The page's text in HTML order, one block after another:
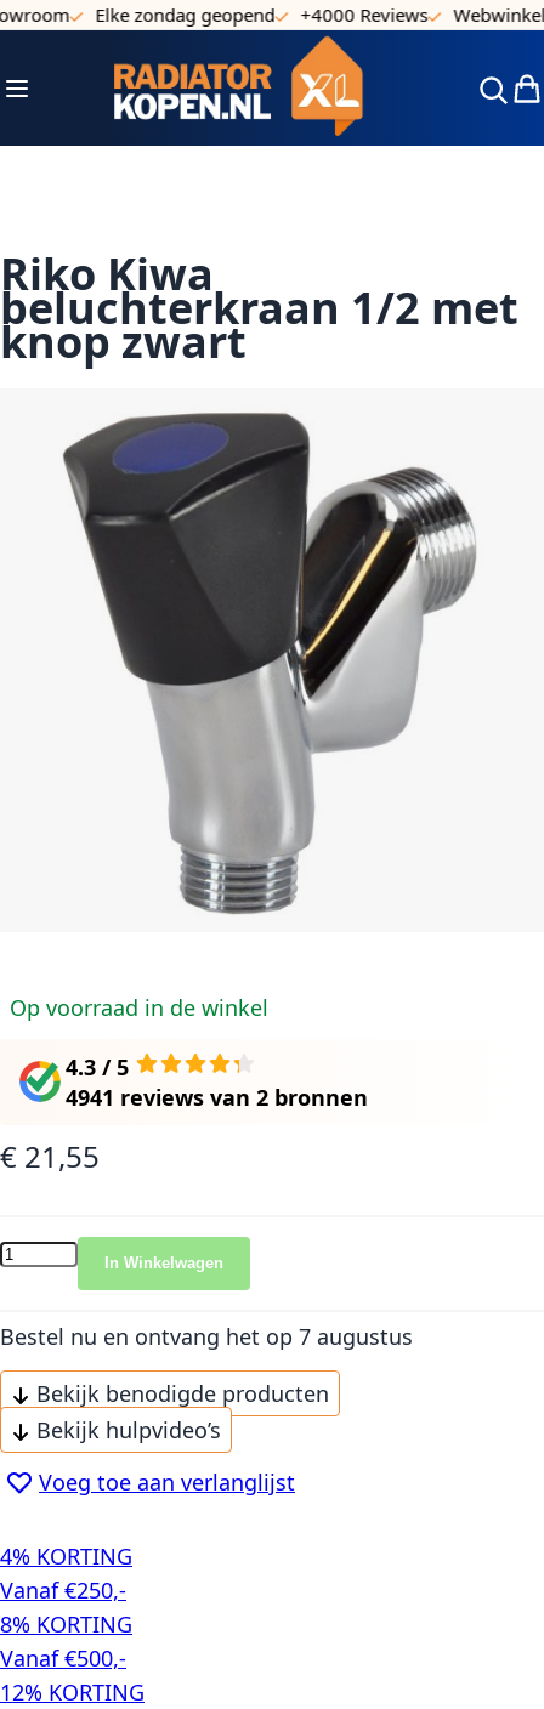
Ga naar de inhoud
Elke zondag geopend +4000 Reviews Webwinkel
Toggle Nav
Riko Kiwa
beluchterkraan 1/2 met
knop zwart
Op voorraad in de winkel
4.3 / 5
4941 reviews van 2 bronnen
€ 21,55
In Winkelwagen
Bestel nu en ontvang het op 7 augustus
Bekijk benodigde producten
Bekijk hulpvideo’s
Voeg toe aan verlanglijst
4% KORTING
Vanaf €250,-
8% KORTING
Vanaf €500,-
12% KORTING